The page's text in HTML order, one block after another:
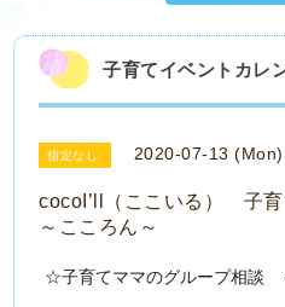
子育てイベントカレ
指定なし 2020-07-13
cocoI’ll（ここいる） 子育
～こころん～
☆子育てママのグループ相談